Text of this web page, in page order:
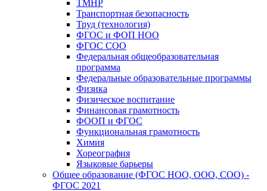
ТМНР
Транспортная безопасность
Труд (технология)
ФГОС и ФОП НОО
ФГОС СОО
Федеральная общеобразовательная
программа
Федеральные образовательные программы
Физика
Физическое воспитание
Финансовая грамотность
ФООП и ФГОС
Функциональная грамотность
Химия
Хореография
Языковые барьеры
Общее образование (ФГОС НОО, ООО, СОО) -
ФГОС 2021